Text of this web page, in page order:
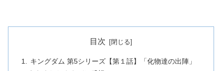
目次
キングダム 第5シリーズ【第１話】「化物達の出陣」